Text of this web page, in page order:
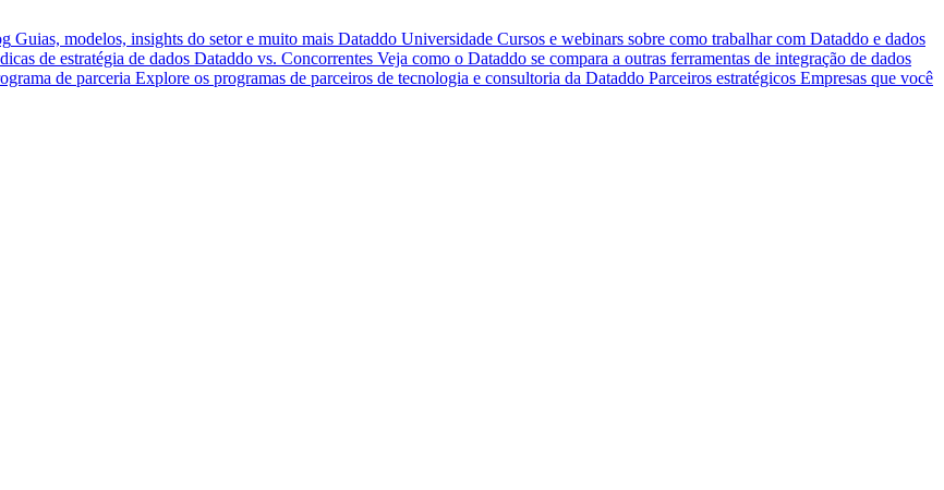
Guias, modelos, insights do setor e muito mais Dataddo Universidade Cursos e webinars sobre como trabalhar com Dataddo e dados
de estratégia de dados Dataddo vs. Concorrentes Veja como o Dataddo se compara a outras ferramentas de integração de dados
de parceria Explore os programas de parceiros de tecnologia e consultoria da Dataddo Parceiros estratégicos Empresas que você